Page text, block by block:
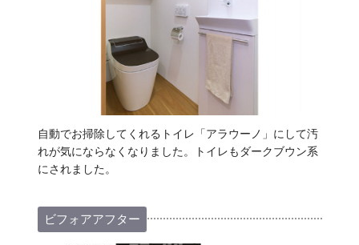
自動でお掃除してくれるトイレ「アラウーノ」にして汚
れが気にならなくなりました。トイレもダークブウン系
にされました。
ビフォアアフター